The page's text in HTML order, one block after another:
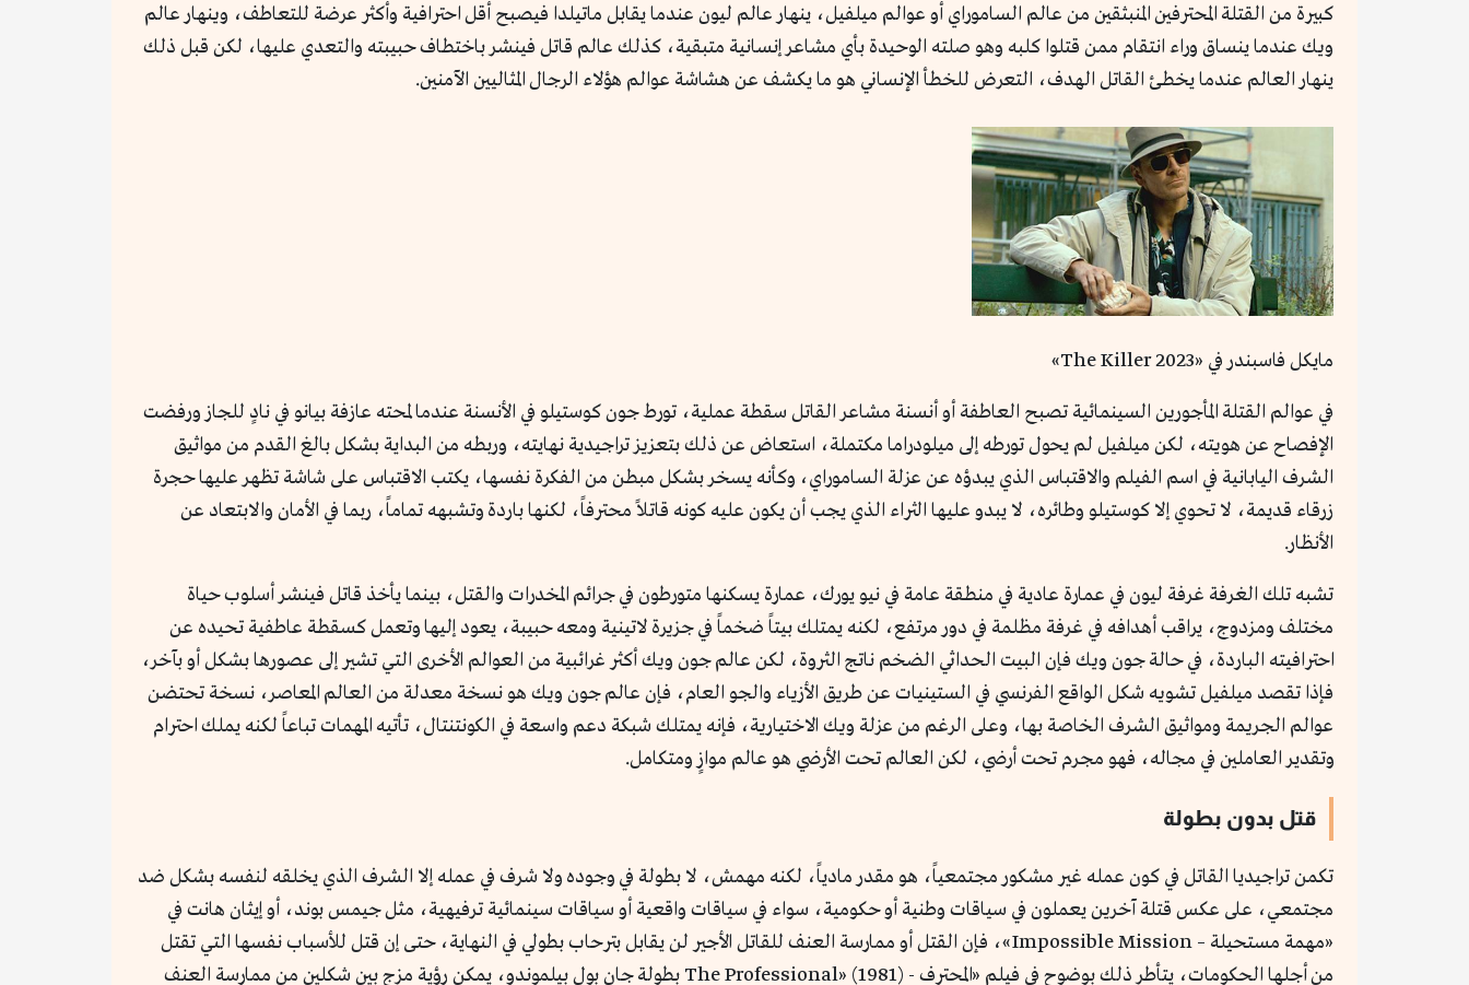
كبيرة من القتلة المحترفين المنبثقين من عالم الساموراي أو عوالم ميلفيل، ينهار عالم ليون عندما يقابل ماتيلدا فيصبح أقل احترافية وأكثر عرضة للتعاطف، وينهار عالم
ويك عندما ينساق وراء انتقام ممن قتلوا كلبه وهو صلته الوحيدة بأي مشاعر إنسانية متبقية، كذلك عالم قاتل فينشر باختطاف حبيبته والتعدي عليها، لكن قبل ذلك
ينهار العالم عندما يخطئ القاتل الهدف، التعرض للخطأ الإنساني هو ما يكشف عن هشاشة عوالم هؤلاء الرجال المثاليين الآمنين.
مايكل فاسبندر في «The Killer 2023»
في عوالم القتلة المأجورين السينمائية تصبح العاطفة أو أنسنة مشاعر القاتل سقطة عملية، تورط جون كوستيلو في الأنسنة عندما لمحته عازفة بيانو في نادٍ للجاز ورفضت
الإفصاح عن هويته، لكن ميلفيل لم يحول تورطه إلى ميلودراما مكتملة، استعاض عن ذلك بتعزيز تراجيدية نهايته، وربطه من البداية بشكل بالغ القدم من مواثيق
الشرف اليابانية في اسم الفيلم والاقتباس الذي يبدؤه عن عزلة الساموراي، وكأنه يسخر بشكل مبطن من الفكرة نفسها، يكتب الاقتباس على شاشة تظهر عليها حجرة
زرقاء قديمة، لا تحوي إلا كوستيلو وطائره، لا يبدو عليها الثراء الذي يجب أن يكون عليه كونه قاتلاً محترفاً، لكنها باردة وتشبهه تماماً، ربما في الأمان والابتعاد عن
الأنظار.
تشبه تلك الغرفة غرفة ليون في عمارة عادية في منطقة عامة في نيو يورك، عمارة يسكنها متورطون في جرائم المخدرات والقتل، بينما يأخذ قاتل فينشر أسلوب حياة
مختلف ومزدوج، يراقب أهدافه في غرفة مظلمة في دور مرتفع، لكنه يمتلك بيتاً ضخماً في جزيرة لاتينية ومعه حبيبة، يعود إليها وتعمل كسقطة عاطفية تحيده عن
احترافيته الباردة، في حالة جون ويك فإن البيت الحداثي الضخم ناتج الثروة، لكن عالم جون ويك أكثر غرائبية من العوالم الأخرى التي تشير إلى عصورها بشكل أو بآخر،
فإذا تقصد ميلفيل تشويه شكل الواقع الفرنسي في الستينيات عن طريق الأزياء والجو العام، فإن عالم جون ويك هو نسخة معدلة من العالم المعاصر، نسخة تحتضن
عوالم الجريمة ومواثيق الشرف الخاصة بها، وعلى الرغم من عزلة ويك الاختيارية، فإنه يمتلك شبكة دعم واسعة في الكونتنتال، تأتيه المهمات تباعاً لكنه يملك احترام
وتقدير العاملين في مجاله، فهو مجرم تحت أرضي، لكن العالم تحت الأرضي هو عالم موازٍ ومتكامل.
قتل بدون بطولة
تكمن تراجيديا القاتل في كون عمله غير مشكور مجتمعياً، هو مقدر مادياً، لكنه مهمش، لا بطولة في وجوده ولا شرف في عمله إلا الشرف الذي يخلقه لنفسه بشكل ضد
مجتمعي، على عكس قتلة آخرين يعملون في سياقات وطنية أو حكومية، سواء في سياقات واقعية أو سياقات سينمائية ترفيهية، مثل جيمس بوند، أو إيثان هانت في
«مهمة مستحيلة – Impossible Mission»، فإن القتل أو ممارسة العنف للقاتل الأجير لن يقابل بترحاب بطولي في النهاية، حتى إن قتل للأسباب نفسها التي تقتل
من أجلها الحكومات، يتأطر ذلك بوضوح في فيلم «المحترف - The Professional» (1981) بطولة جان بول بيلموندو، يمكن رؤية مزج بين شكلين من ممارسة العنف